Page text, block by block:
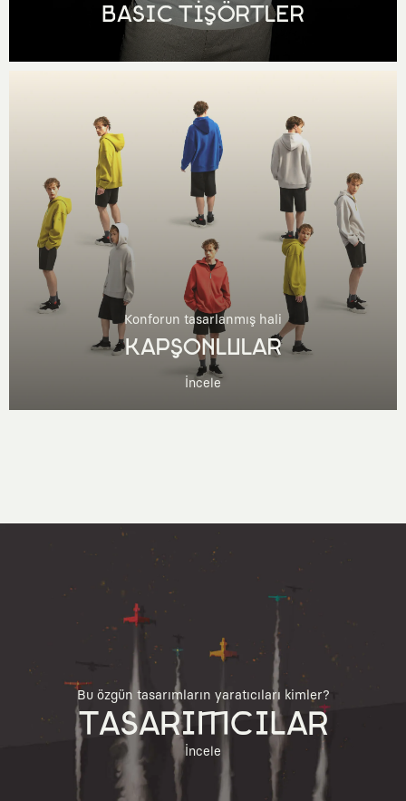
BASIC TİŞÖRTLER
Konforun tasarlanmış hali
KAPŞONLULAR
İncele
Bu özgün tasarımların yaratıcıları kimler?
TASARIMCILAR
İncele